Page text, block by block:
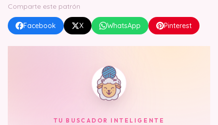
Comparte este patrón
Facebook X WhatsApp Pinterest
TU BUSCADOR INTELIGENTE